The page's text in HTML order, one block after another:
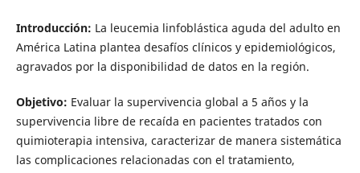
Introducción: La leucemia linfoblástica aguda del adulto en
América Latina plantea desafíos clínicos y epidemiológicos,
agravados por la disponibilidad de datos en la región.
Objetivo: Evaluar la supervivencia global a 5 años y la
supervivencia libre de recaída en pacientes tratados con
quimioterapia intensiva, caracterizar de manera sistemática
las complicaciones relacionadas con el tratamiento,